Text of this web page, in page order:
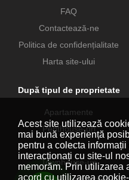
FAQ
Contactează-ne
Politica de confidențialitate
Harta site-ului
După tipul de proprietate
Apartamente
Penthouse-uri
Vile
Townhouse-uri
Acest site utilizează
mai bună experiență
pentru a colecta
interacționați cu site-ul
memorăm. Prin utilizarea
acord cu utilizarea